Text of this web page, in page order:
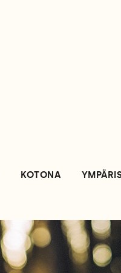
KOTONA